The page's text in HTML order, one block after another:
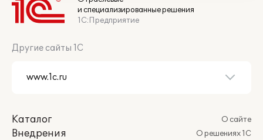
и специализированные решения
1С:Предприятие
Другие сайты 1С
Каталог
Внедрения
О сайте
О решениях 1С